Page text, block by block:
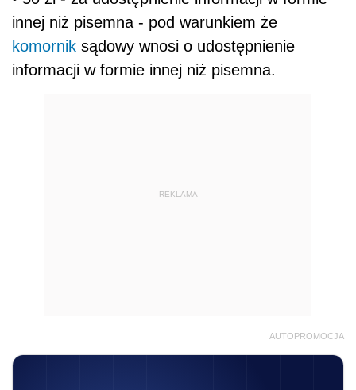
innej niż pisemna - pod warunkiem że
komornik sądowy wnosi o udostępnienie
informacji w formie innej niż pisemna.
REKLAMA
AUTOPROMOCJA